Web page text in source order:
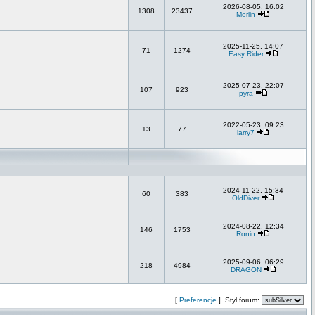
1308 23437
2026-08-05, 16:02
Merlin
71 1274
2025-11-25, 14:07
Easy Rider
107 923
2025-07-23, 22:07
pyra
13 77
2022-05-23, 09:23
larry7
60 383
2024-11-22, 15:34
OldDiver
146 1753
2024-08-22, 12:34
Ronin
218 4984
2025-09-06, 06:29
DRAGON
[ Preferencje ] Styl forum: